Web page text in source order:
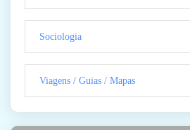
Sociologia
Viagens / Guias / Mapas